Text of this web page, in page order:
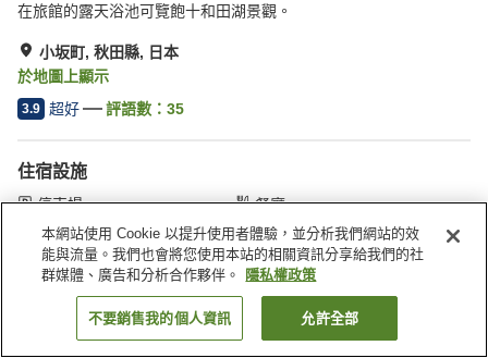
在旅館的露天浴池可覽飽十和田湖景觀。
小坂町, 秋田縣, 日本
於地圖上顯示
3.9 超好 評語數： 35
住宿設施
停車場
餐廳
休息室
寵物友善
首頁 日本 秋田縣 小坂町 十和田湖畔溫泉十和田湖遊月旅館
找客房
本網站使用 Cookie 以提升使用者體驗，並分析我們網站的效
能與流量。我們也會將您使用本站的相關資訊分享給我們的社
群媒體、廣告和分析合作夥伴。
隱私權政策
不要銷售我的個人資訊 允許全部